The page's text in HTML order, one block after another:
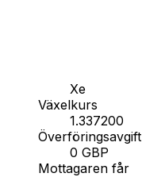
Xe
Växelkurs
1.337200
Överföringsavgift
0 GBP
Mottagaren får